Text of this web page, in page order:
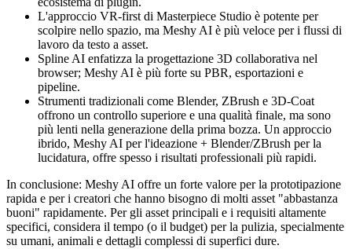
L'approccio VR-first di Masterpiece Studio è potente per
scolpire nello spazio, ma Meshy AI è più veloce per i flussi di
lavoro da testo a asset.
Spline AI enfatizza la progettazione 3D collaborativa nel
browser; Meshy AI è più forte su PBR, esportazioni e
pipeline.
Strumenti tradizionali come Blender, ZBrush e 3D-Coat
offrono un controllo superiore e una qualità finale, ma sono
più lenti nella generazione della prima bozza. Un approccio
ibrido, Meshy AI per l'ideazione + Blender/ZBrush per la
lucidatura, offre spesso i risultati professionali più rapidi.
In conclusione: Meshy AI offre un forte valore per la prototipazione
rapida e per i creatori che hanno bisogno di molti asset "abbastanza
buoni" rapidamente. Per gli asset principali e i requisiti altamente
specifici, considera il tempo (o il budget) per la pulizia, specialmente
su umani, animali e dettagli complessi di superfici dure.